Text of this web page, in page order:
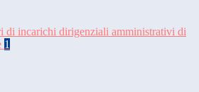
di incarichi dirigenziali amministrativi di
1